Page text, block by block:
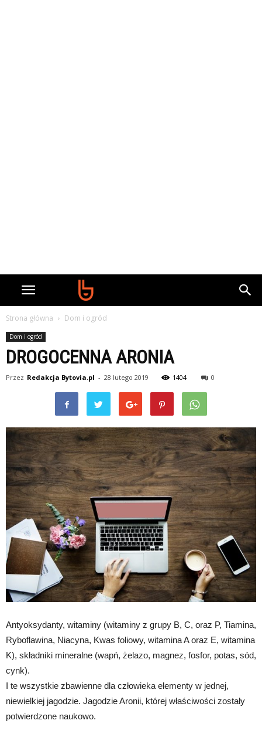
Strona główna Dom i ogród
Dom i ogród
DROGOCENNA ARONIA
Przez Redakcja Bytovia.pl - 28 lutego 2019 1404 0
Antyoksydanty, witaminy (witaminy z grupy B, C, oraz P, Tiamina,
Ryboflawina, Niacyna, Kwas foliowy, witamina A oraz E, witamina
K), składniki mineralne (wapń, żelazo, magnez, fosfor, potas, sód,
cynk).
I te wszystkie zbawienne dla człowieka elementy w jednej,
niewielkiej jagodzie. Jagodzie Aronii, której właściwości zostały
potwierdzone naukowo.